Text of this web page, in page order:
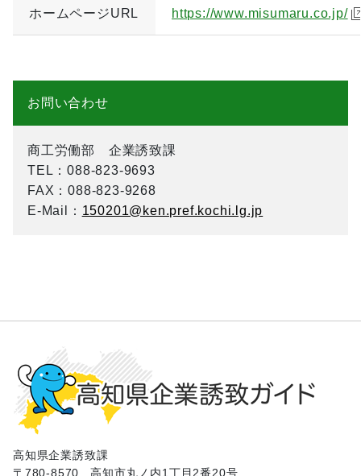
ホームページURL https://www.misumaru.co.jp/
お問い合わせ
商工労働部 企業誘致課
TEL ：088-823-9693
FAX ：088-823-9268
E-Mail
： 150201@ken.pref.kochi.lg.jp
高知県企業誘致課
〒780-8570
高知市丸ノ内1丁目2番20号